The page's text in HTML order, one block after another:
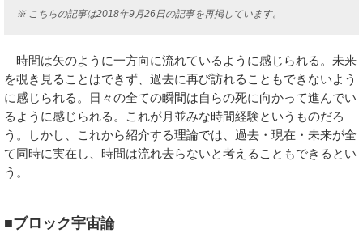
※ こちらの記事は2018年9月26日の記事を再掲しています。
時間は矢のように一方向に流れているように感じられる。未来
を覗き見ることはできず、過去に再び訪れることもできないよう
に感じられる。日々の全ての瞬間は自らの死に向かって進んでい
るように感じられる。これが月並みな時間経験というものだろ
う。しかし、これから紹介する理論では、過去・現在・未来が全
て同時に実在し、時間は流れ去らないと考えることもできるとい
う。
■ブロック宇宙論